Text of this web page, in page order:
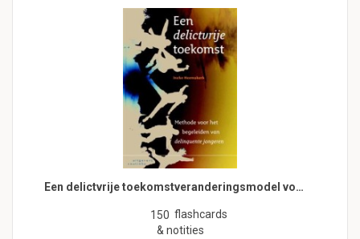
Een delictvrije toekomstveranderingsmodel vo…
150 flashcards
& notities